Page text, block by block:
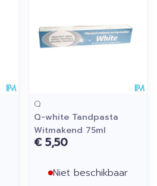
Q
Q-white Tandpasta
Witmakend 75ml
€ 5,50
Niet beschikbaar